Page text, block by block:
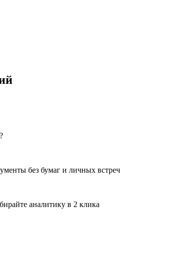
без бумаг и личных встреч
аналитику в 2 клика